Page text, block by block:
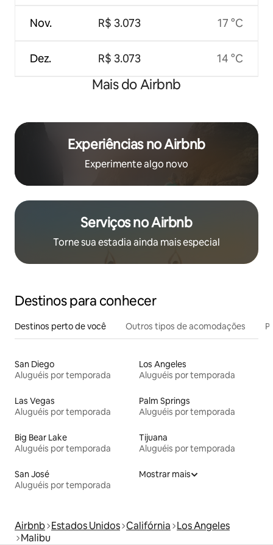
Nov.
Dez.
R$ 3.073
R$ 3.073
17 °C
14 °C
Mais do Airbnb
Experiências no Airbnb
Experimente algo novo
Serviços no Airbnb
Torne sua estadia ainda mais especial
Destinos para conhecer
Destinos perto de você Outros tipos de acomodações
San Diego
Aluguéis por temporada
Los Angeles
Aluguéis por temporada
Las Vegas
Aluguéis por temporada
Palm Springs
Aluguéis por temporada
Big Bear Lake
Aluguéis por temporada
Tijuana
Aluguéis por temporada
San José
Aluguéis por temporada
Mostrar mais
Airbnb Estados Unidos Califórnia Los Angeles
Malibu